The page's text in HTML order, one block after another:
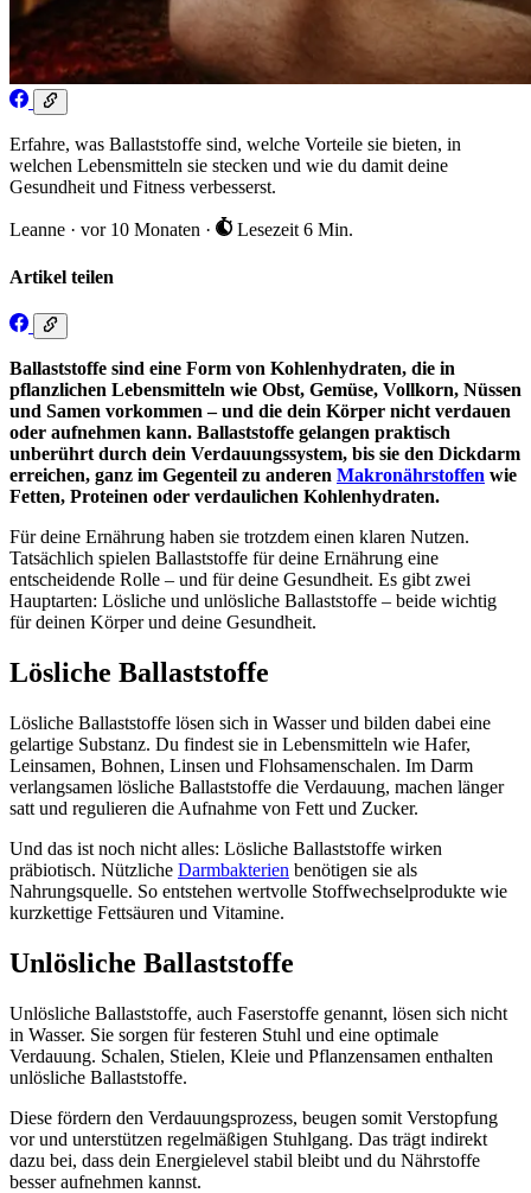
Erfahre, was Ballaststoffe sind, welche Vorteile sie bieten, in
welchen Lebensmitteln sie stecken und wie du damit deine
Gesundheit und Fitness verbesserst.
Leanne · vor 10 Monaten · Lesezeit 6 Min.
Artikel teilen
Ballaststoffe sind eine Form von Kohlenhydraten, die in
pflanzlichen Lebensmitteln wie Obst, Gemüse, Vollkorn, Nüssen
und Samen vorkommen – und die dein Körper nicht verdauen
oder aufnehmen kann. Ballaststoffe gelangen praktisch
unberührt durch dein Verdauungssystem, bis sie den Dickdarm
erreichen, ganz im Gegenteil zu anderen Makronährstoffen wie
Fetten, Proteinen oder verdaulichen Kohlenhydraten.
Für deine Ernährung haben sie trotzdem einen klaren Nutzen.
Tatsächlich spielen Ballaststoffe für deine Ernährung eine
entscheidende Rolle – und für deine Gesundheit. Es gibt zwei
Hauptarten: Lösliche und unlösliche Ballaststoffe – beide wichtig
für deinen Körper und deine Gesundheit.
Lösliche Ballaststoffe
Lösliche Ballaststoffe lösen sich in Wasser und bilden dabei eine
gelartige Substanz. Du findest sie in Lebensmitteln wie Hafer,
Leinsamen, Bohnen, Linsen und Flohsamenschalen. Im Darm
verlangsamen lösliche Ballaststoffe die Verdauung, machen länger
satt und regulieren die Aufnahme von Fett und Zucker.
Und das ist noch nicht alles: Lösliche Ballaststoffe wirken
präbiotisch. Nützliche Darmbakterien benötigen sie als
Nahrungsquelle. So entstehen wertvolle Stoffwechselprodukte wie
kurzkettige Fettsäuren und Vitamine.
Unlösliche Ballaststoffe
Unlösliche Ballaststoffe, auch Faserstoffe genannt, lösen sich nicht
in Wasser. Sie sorgen für festeren Stuhl und eine optimale
Verdauung. Schalen, Stielen, Kleie und Pflanzensamen enthalten
unlösliche Ballaststoffe.
Diese fördern den Verdauungsprozess, beugen somit Verstopfung
vor und unterstützen regelmäßigen Stuhlgang. Das trägt indirekt
dazu bei, dass dein Energielevel stabil bleibt und du Nährstoffe
besser aufnehmen kannst.